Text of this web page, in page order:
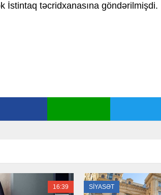
İstintaq təcridxanasına göndərilmişdi.
16:39 SİYASƏT